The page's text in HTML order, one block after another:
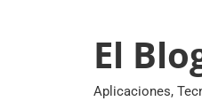
El
Aplicaciones,